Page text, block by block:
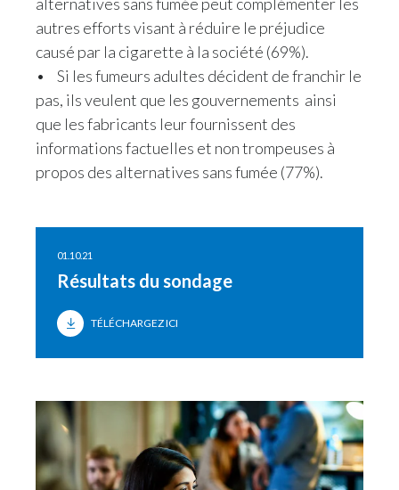
alternatives sans fumée peut complémenter les
autres efforts visant à réduire le préjudice
causé par la cigarette à la société (69%).
•
Si les fumeurs adultes décident de franchir le
pas, ils veulent que les gouvernements ainsi
que les fabricants leur fournissent des
informations factuelles et non trompeuses à
propos des alternatives sans fumée (77%).
01.10.21
Résultats du sondage
TÉLÉCHARGEZ ICI